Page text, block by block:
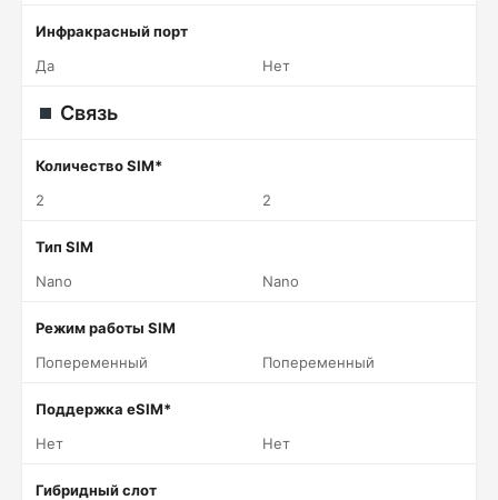
Инфракрасный порт
Да
Нет
Связь
Количество SIM*
2
2
Тип SIM
Nano
Nano
Режим работы SIM
Попеременный
Попеременный
Поддержка eSIM*
Нет
Нет
Гибридный слот